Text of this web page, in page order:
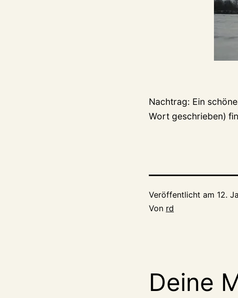
Nachtrag: Ein
Wort geschrieben)
Veröffentlicht am 12.
Von rd
Deine